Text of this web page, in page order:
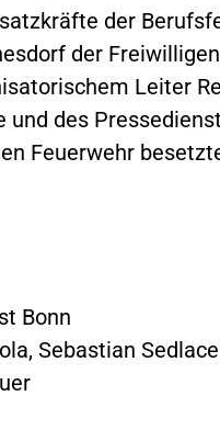
der
der
Leiter
des
Feuerwehr
Bonn
Sebastian